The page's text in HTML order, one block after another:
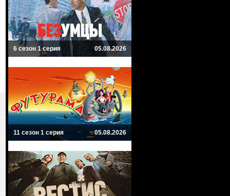
6 сезон 1 серия 05.08.2026
11 сезон 1 серия 05.08.2026